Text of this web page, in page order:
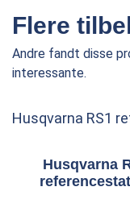
Flere
Andre fandt disse
interessante.
Husqvarna RS1
Husqvarna